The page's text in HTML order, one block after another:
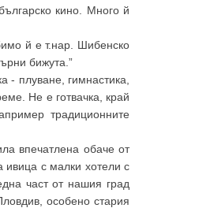
кино. Много й
й е т.нар. Шибенско
бижута.”
- плуване, гимнастика,
Не е готвачка, край
традиционните
впечатлена обаче от
ивица с малки хотели с
част от нашия град
особено стария